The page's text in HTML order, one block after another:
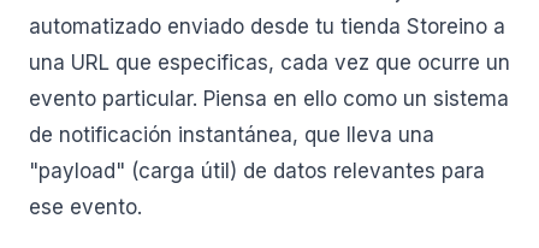
automatizado enviado desde tu tienda Storeino a
una URL que especificas, cada vez que ocurre un
evento particular. Piensa en ello como un sistema
de notificación instantánea, que lleva una
"payload" (carga útil) de datos relevantes para
ese evento.